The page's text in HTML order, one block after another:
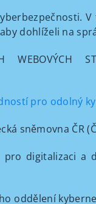
dohlíželi na
pro odolný
sněmovna ČR
pro digitalizaci a
oddělení